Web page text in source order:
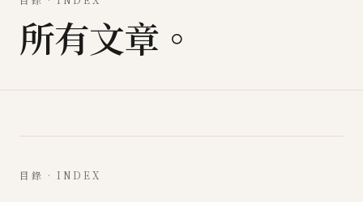
所有文章。
目錄 · INDEX